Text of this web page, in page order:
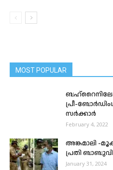
MOST POPULAR
പ്രീ-
സർക്കാർ
February 4, 2022
അങ്കമാലി -
പ്രതി
January 31, 2024